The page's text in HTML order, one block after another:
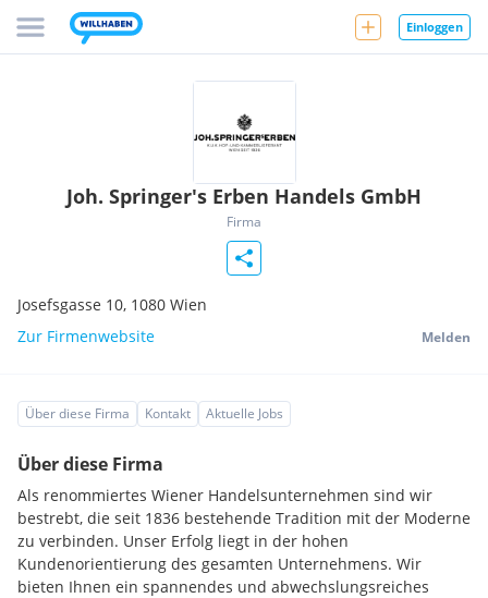
Einloggen
Joh. Springer's Erben Handels GmbH
Firma
Josefsgasse 10, 1080 Wien
Zur Firmenwebsite
Melden
Über diese Firma Kontakt Aktuelle Jobs
Über diese Firma
Als renommiertes Wiener Handelsunternehmen sind wir
bestrebt, die seit 1836 bestehende Tradition mit der Moderne
zu verbinden. Unser Erfolg liegt in der hohen
Kundenorientierung des gesamten Unternehmens. Wir
bieten Ihnen ein spannendes und abwechslungsreiches